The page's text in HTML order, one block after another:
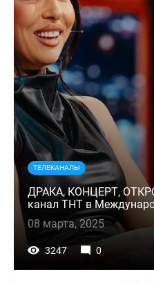
ТЕЛЕКАНАЛЫ
ДРАКА, КОНЦЕРТ,
канал ТНТ в
08 марта, 2025
3247 0